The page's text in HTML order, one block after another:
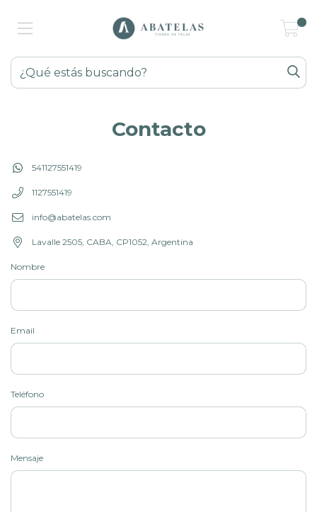
Contacto
541127551419
1127551419
info@abatelas.com
Lavalle 2505, CABA, CP1052, Argentina
Nombre
Email
Teléfono
Mensaje